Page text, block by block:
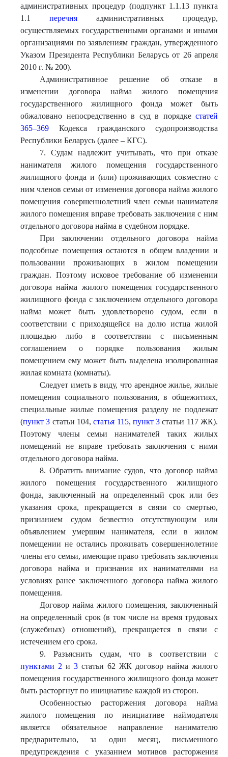
административных процедур (подпункт 1.1.13 пункта
1.1 перечня административных процедур,
осуществляемых государственными органами и иными
организациями по заявлениям граждан, утвержденного
Указом Президента Республики Беларусь от 26 апреля
2010 г. № 200).
Административное решение об отказе в
изменении договора найма жилого помещения
государственного жилищного фонда может быть
обжаловано непосредственно в суд в порядке статей
365–369 Кодекса гражданского судопроизводства
Республики Беларусь (далее – КГС).
7. Судам надлежит учитывать, что при отказе
нанимателя жилого помещения государственного
жилищного фонда и (или) проживающих совместно с
ним членов семьи от изменения договора найма жилого
помещения совершеннолетний член семьи нанимателя
жилого помещения вправе требовать заключения с ним
отдельного договора найма в судебном порядке.
При заключении отдельного договора найма
подсобные помещения остаются в общем владении и
пользовании проживающих в жилом помещении
граждан. Поэтому исковое требование об изменении
договора найма жилого помещения государственного
жилищного фонда с заключением отдельного договора
найма может быть удовлетворено судом, если в
соответствии с приходящейся на долю истца жилой
площадью либо в соответствии с письменным
соглашением о порядке пользования жилым
помещением ему может быть выделена изолированная
жилая комната (комнаты).
Следует иметь в виду, что арендное жилье, жилые
помещения социального пользования, в общежитиях,
специальные жилые помещения разделу не подлежат
(пункт 3 статьи 104,статья 115, пункт 3 статьи 117 ЖК).
Поэтому члены семьи нанимателей таких жилых
помещений не вправе требовать заключения с ними
отдельного договора найма.
8. Обратить внимание судов, что договор найма
жилого помещения государственного жилищного
фонда, заключенный на определенный срок или без
указания срока, прекращается в связи со смертью,
признанием судом безвестно отсутствующим или
объявлением умершим нанимателя, если в жилом
помещении не остались проживать совершеннолетние
члены его семьи, имеющие право требовать заключения
договора найма и признания их нанимателями на
условиях ранее заключенного договора найма жилого
помещения.
Договор найма жилого помещения, заключенный
на определенный срок (в том числе на время трудовых
(служебных) отношений), прекращается в связи с
истечением его срока.
9. Разъяснить судам, что в соответствии с
пунктами 2 и 3 статьи 62 ЖК договор найма жилого
помещения государственного жилищного фонда может
быть расторгнут по инициативе каждой из сторон.
Особенностью расторжения договора найма
жилого помещения по инициативе наймодателя
является обязательное направление нанимателю
предварительно, за один месяц, письменного
предупреждения с указанием мотивов расторжения